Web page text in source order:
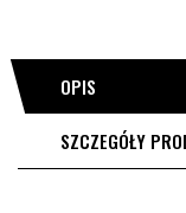
OPIS
SZCZEGÓŁY